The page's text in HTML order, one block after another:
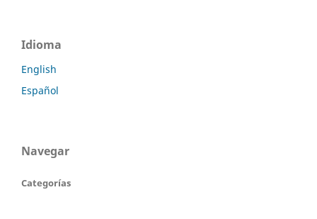
Idioma
English
Español
Navegar
Categorías